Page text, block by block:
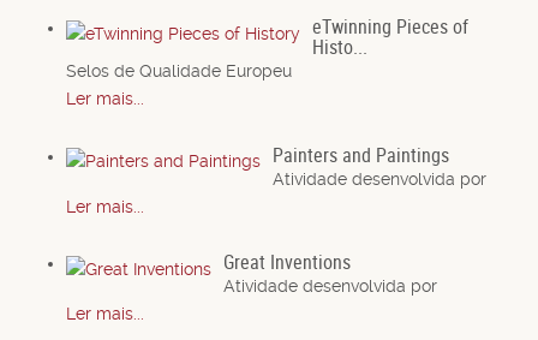
eTwinning Pieces of
Histo...
Selos de Qualidade Europeu
Ler mais...
Painters and Paintings
Atividade desenvolvida por
Ler mais...
Great Inventions
Atividade desenvolvida por
Ler mais...